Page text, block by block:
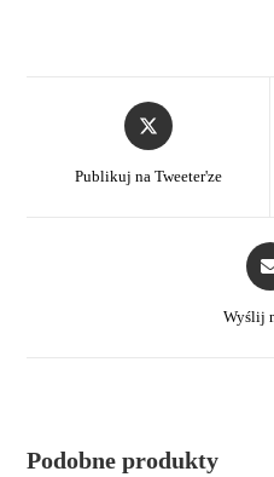
Publikuj na Tweeter'ze
Wyślij
Podobne produkty